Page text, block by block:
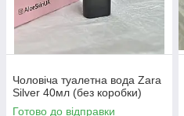
Чоловіча туалетна вода Zara
Silver 40мл (без коробки)
Готово до відправки